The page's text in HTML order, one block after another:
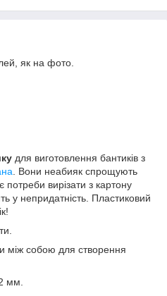
як на фото.
для виготовлення бантиків з
. Вони неабияк спрощують
вирізати з картону
у непридатність. Пластиковий
між собою для створення
мм.